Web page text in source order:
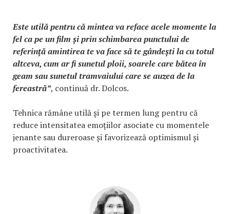
Este utilă pentru că mintea va reface acele momente la
fel ca pe un film și prin schimbarea punctului de
referință amintirea te va face să te gândești la cu totul
altceva, cum ar fi sunetul ploii, soarele care bătea în
geam sau sunetul tramvaiului care se auzea de la
fereastră”, continuă dr. Dolcos.
Tehnica rămâne utilă și pe termen lung pentru că
reduce intensitatea emoțiilor asociate cu momentele
jenante sau dureroase și favorizează optimismul și
proactivitatea.